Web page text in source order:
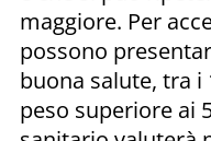
maggiore. Per
possono
buona salute, tra i
peso superiore ai